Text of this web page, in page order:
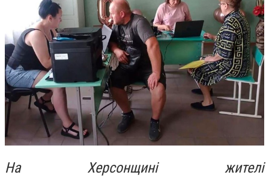
На Херсонщині жителі